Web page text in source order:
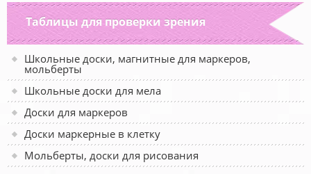
Таблицы для проверки зрения
Школьные доски, магнитные для маркеров,
мольберты
Школьные доски для мела
Доски для маркеров
Доски маркерные в клетку
Мольберты, доски для рисования